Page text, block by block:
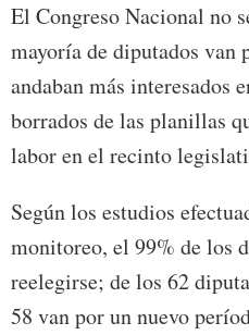
El Congreso Nacional no
mayoría de diputados van
andaban más interesados
borrados de las planillas
labor en el recinto
Según los estudios
monitoreo, el 99% de los
reelegirse; de los 62
58 van por un nuevo